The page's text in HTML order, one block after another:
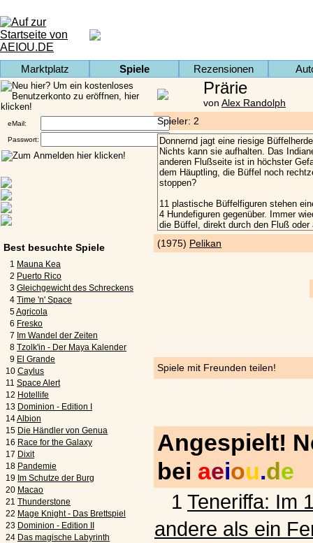
Marktplatz Spiele Rezensionen
eMail:
Passwort:
Best besuchte Spiele
1 Mauna Kea
2 Puerto Rico
3 Gleichgewicht des Schreckens
4 Time 'n' Space
5Agricola
6 Fresko
7 Im Wandel der Zeiten
8 Tzolk'in - Der Maya Kalender
9 El Grande
10 Caylus
11 Space Alert
12 Hotellife
13 Dominion - Edition I
14Albion
15 Die Händler von Genua
16 Race for the Galaxy
17 Dixit
18 Pandemie
19 Im Schutze der Burg
20 Macao
21 Thunderstone
22 Mage Knight - Das Brettspiel
23 Dominion - Edition II
24 Das magische Labyrinth
Prärie
von Alex Randolph
Spieler: 2
(1975) Pelikan
Spiele mit Freunden teilen!
Angespielt!
bei aeiou.de
1 Teneriffa: Im
andere als ein